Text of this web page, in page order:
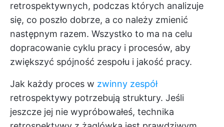
retrospektywnych, podczas których analizuje
się, co poszło dobrze, a co należy zmienić
następnym razem. Wszystko to ma na celu
dopracowanie cyklu pracy i procesów, aby
zwiększyć spójność zespołu i jakość pracy.
Jak każdy proces w zwinny zespół
retrospektywy potrzebują struktury. Jeśli
jeszcze jej nie wypróbowałeś, technika